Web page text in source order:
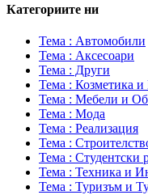
Категориите ни
Тема : Автомобили
Тема : Аксесоари
Тема : Други
Тема : Козметика
Тема : Мебели и
Тема : Мода
Тема : Реализация
Тема :
Тема : Студентски
Тема : Техника и
Тема : Туризъм и